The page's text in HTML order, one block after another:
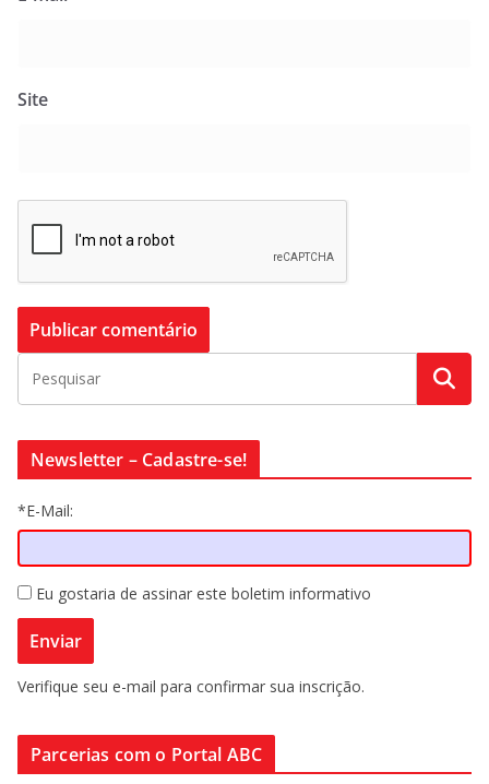
Site
Newsletter – Cadastre-se!
*E-Mail:
Eu gostaria de assinar este boletim informativo
Verifique seu e-mail para confirmar sua inscrição.
Parcerias com o Portal ABC